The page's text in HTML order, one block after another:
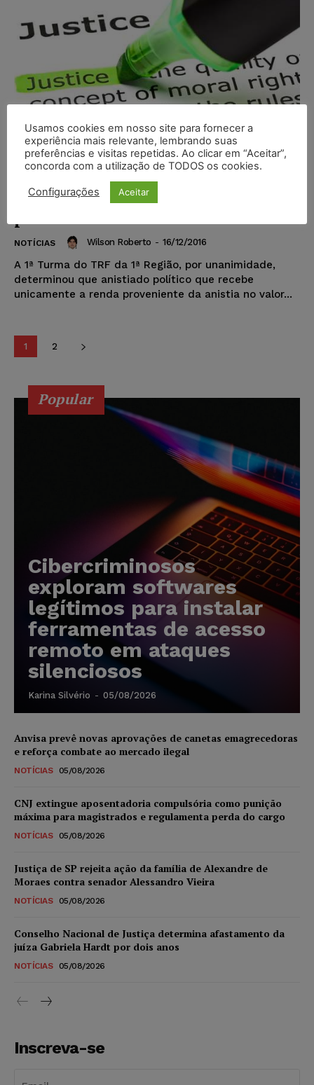
Concessão de justiça gratuita não
depende apenas de declaração da
NOTÍCIAS Wilson Roberto - 16/12/2016
A 1ª Turma do TRF da 1ª Região, por unanimidade,
determinou que anistiado político que recebe
unicamente a renda proveniente da anistia no valor...
1 2
Popular
Cibercriminosos
exploram softwares
legítimos para instalar
ferramentas de acesso
remoto em ataques
silenciosos
Karina Silvério - 05/08/2026
Anvisa prevê novas aprovações de canetas emagrecedoras
e reforça combate ao mercado ilegal
NOTÍCIAS 05/08/2026
CNJ extingue aposentadoria compulsória como punição
máxima para magistrados e regulamenta perda do cargo
NOTÍCIAS 05/08/2026
Justiça de SP rejeita ação da família de Alexandre de
Moraes contra senador Alessandro Vieira
NOTÍCIAS 05/08/2026
Conselho Nacional de Justiça determina afastamento da
juíza Gabriela Hardt por dois anos
NOTÍCIAS 05/08/2026
Inscreva-se
Usamos cookies em nosso site para fornecer a
experiência mais relevante, lembrando suas
preferências e visitas repetidas. Ao clicar em “Aceitar”,
concorda com a utilização de TODOS os cookies.
Configurações Aceitar